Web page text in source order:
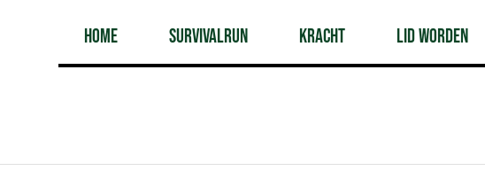
Home Survivalrun Kracht Lid worden